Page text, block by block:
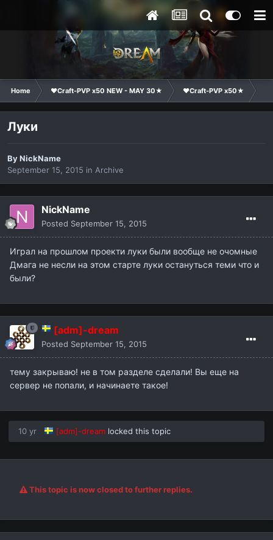
Home ❤Craft-PVP x50 NEW - MAY 30★ ❤Craft-PVP x50★
Луки
ByNickName
September 15, 2015 in Archive
NickName
Posted September 15, 2015
Играл на прошлом проекти луки были вообще не очомные
Дмага не несли на этом старте луки остануться теми что и
были?
[adm]-dream
Posted September 15, 2015
тему закрываю! не в том разделе сделали! Вы еще на
сервер не попали, и начинаете такое!
10 yr [adm]-dream locked this topic
This topic is now closed to further replies.